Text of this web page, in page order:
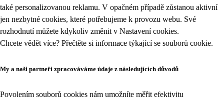
také personalizovanou reklamu. V opačném případě zůstanou aktivní
jen nezbytné cookies, které potřebujeme k provozu webu. Své
rozhodnutí můžete kdykoliv změnit v Nastavení cookies.
Chcete vědět více? Přečtěte si informace týkající se souborů cookie.
My a naši partneři zpracováváme údaje z následujících důvodů
Povolením souborů cookies nám umožníte měřit efektivitu